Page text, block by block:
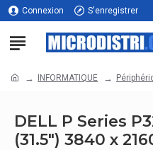
Connexion S'enregistrer
INFORMATIQUE
DELL P Series
(31.5") 3840 x